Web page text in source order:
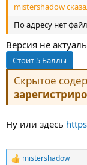
mistershadow
По адресу нет
Версия не
Скрытое
Ну или здесь
Р mistershadow